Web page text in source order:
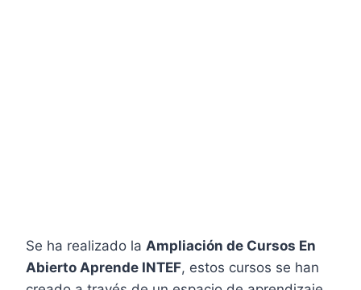
Se ha realizado la Ampliación de Cursos En
Abierto Aprende INTEF, estos cursos se han